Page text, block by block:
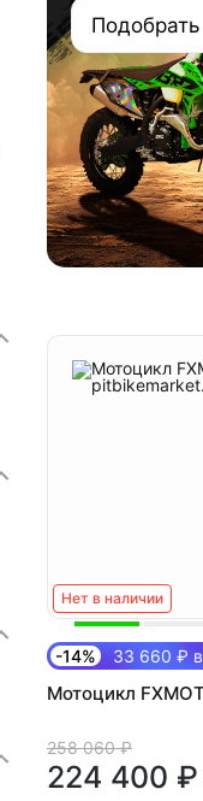
Подобрать
Нет в наличии
-14% 33 660 ₽
Мотоцикл
258 060 ₽
224 400 ₽